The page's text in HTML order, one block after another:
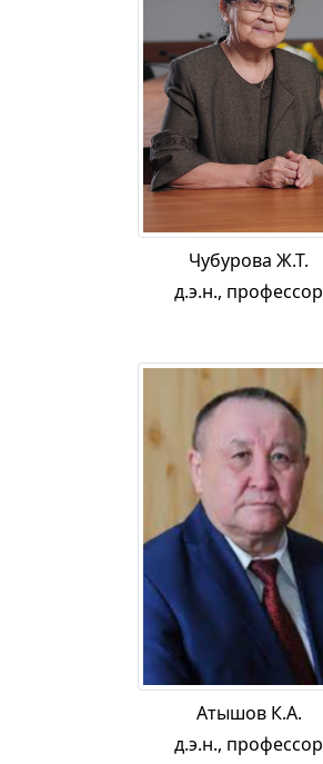
Чубурова Ж.Т.
д.э.н., профессор
Атышов К.А.
д.э.н., профессор